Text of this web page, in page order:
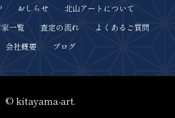
おしらせ
北山アートについて
一覧 査定の流れ
よくあるご質問
会社概要
ブログ
© kitayama-art.